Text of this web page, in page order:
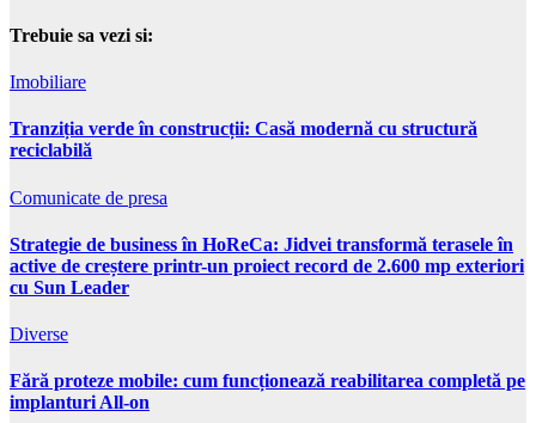
Trebuie sa vezi si:
Imobiliare
Tranziția verde în construcții: Casă modernă cu structură
reciclabilă
Comunicate de presa
Strategie de business în HoReCa: Jidvei transformă terasele în
active de creștere printr-un proiect record de 2.600 mp exteriori
cu Sun Leader
Diverse
Fără proteze mobile: cum funcționează reabilitarea completă pe
implanturi All-on